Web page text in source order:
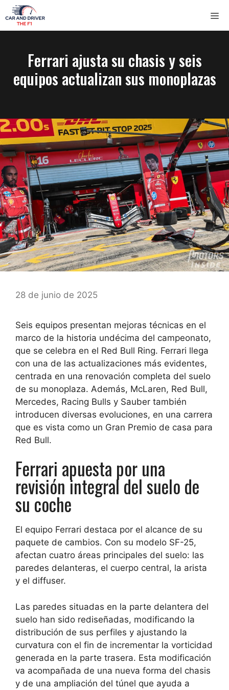
Saltar
al
contenido
Ferrari ajusta su chasis y seis
equipos actualizan sus monoplazas
28 de junio de 2025
Seis equipos presentan mejoras técnicas en el
marco de la historia undécima del campeonato,
que se celebra en el Red Bull Ring. Ferrari llega
con una de las actualizaciones más evidentes,
centrada en una renovación completa del suelo
de su monoplaza. Además, McLaren, Red Bull,
Mercedes, Racing Bulls y Sauber también
introducen diversas evoluciones, en una carrera
que es vista como un Gran Premio de casa para
Red Bull.
Ferrari apuesta por una
revisión integral del suelo de
su coche
El equipo Ferrari destaca por el alcance de su
paquete de cambios. Con su modelo SF-25,
afectan cuatro áreas principales del suelo: las
paredes delanteras, el cuerpo central, la arista
y el diffuser.
Las paredes situadas en la parte delantera del
suelo han sido rediseñadas, modificando la
distribución de sus perfiles y ajustando la
curvatura con el fin de incrementar la vorticidad
generada en la parte trasera. Esta modificación
va acompañada de una nueva forma del chasis
y de una ampliación del túnel que ayuda a